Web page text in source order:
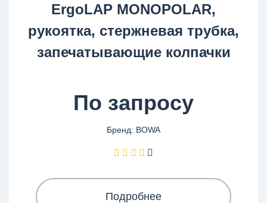
ErgoLAP MONOPOLAR,
рукоятка, стержневая трубка,
запечатывающие колпачки
По запросу
Бренд: BOWA
Подробнее